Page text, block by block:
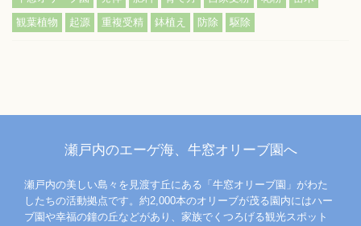
観葉植物
起源 重複受精 鉢植え 防除 駆除
瀬戸内のエーゲ海、牛窓オリーブ園へ
瀬戸内の美しい島々を見渡す丘にある「牛窓オリーブ園」がわた
したちの活動拠点です。約2,000本のオリーブが茂る園内にはハー
ブ園や幸福の鐘の丘などがあり、家族でくつろげる観光スポット